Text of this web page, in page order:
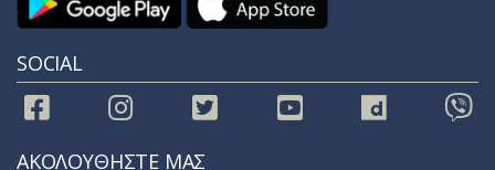
SOCIAL
ΑΚΟΛΟΥΘΗΣΤΕ ΜΑΣ